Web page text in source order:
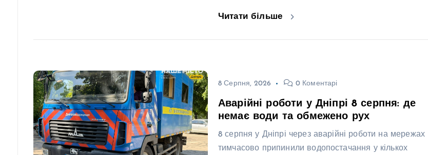
Читати більше
8 Серпня, 2026 0 Коментарі
Аварійні роботи у Дніпрі 8 серпня: де
немає води та обмежено рух
8 серпня у Дніпрі через аварійні роботи на мережах
тимчасово припинили водопостачання у кількох